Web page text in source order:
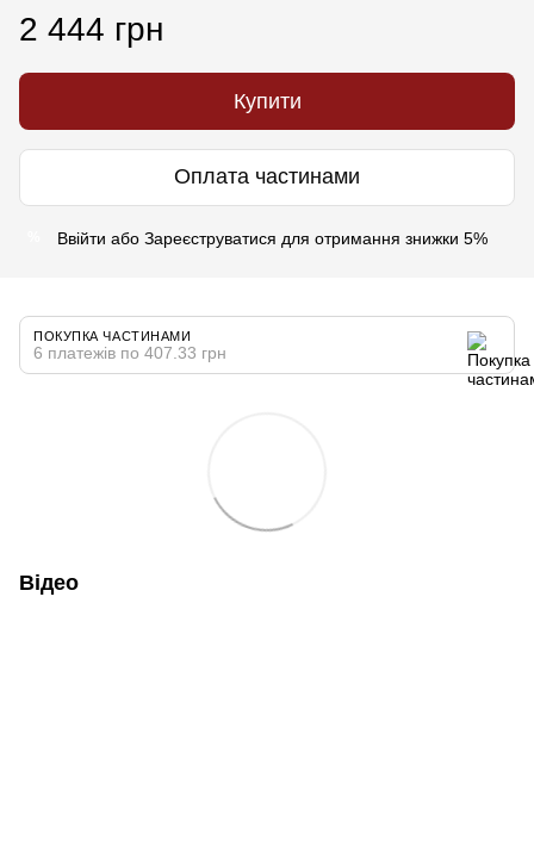
2 444 грн
Купити
Оплата частинами
Ввійти або Зареєструватися для отримання знижки 5%
ПОКУПКА ЧАСТИНАМИ
6 платежів по 407.33 грн
Відео